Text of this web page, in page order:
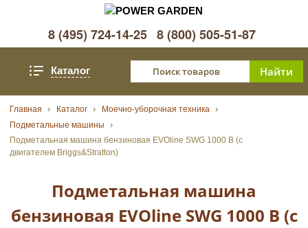
8 (495) 724-14-25 8 (800) 505-51-87
Каталог
Главная Каталог
Моечно-уборочная техника
Подметальные машины
Подметальная машина бензиновая EVOline SWG 1000 B (с
двигателем Briggs&Stratton)
Подметальная машина
бензиновая EVOline SWG 1000 B (с